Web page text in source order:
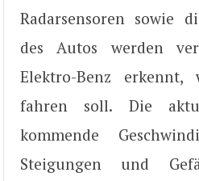
Radarsensoren sowie
des Autos werden
Elektro-Benz
fahren soll. Die
kommende
Steigungen und